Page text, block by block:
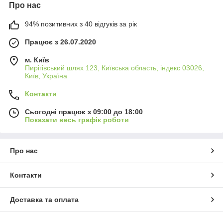
Про нас
94% позитивних з 40 відгуків за рік
Працює з 26.07.2020
м. Київ
Пирігівський шлях 123, Київська область, індекс 03026,
Київ, Україна
Контакти
Сьогодні працює з 09:00 до 18:00
Показати весь графік роботи
Про нас
Контакти
Доставка та оплата